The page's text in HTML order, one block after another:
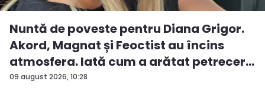
09 august 2026, 10:28
Nuntă de poveste pentru Diana Grigor.
Akord, Magnat și Feoctist au încins
atmosfera. Iată cum a arătat petrecer...